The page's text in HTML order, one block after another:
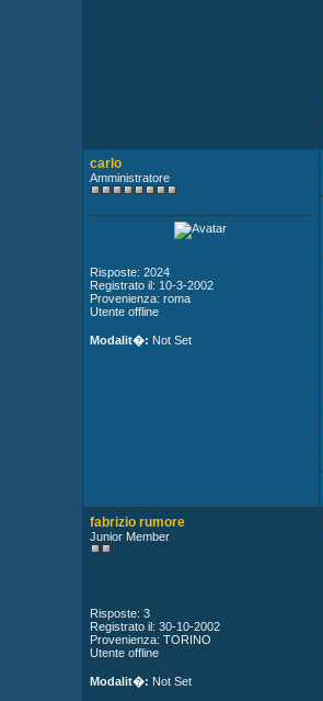
carlo
Amministratore
Risposte: 2024
Registrato il: 10-3-2002
Provenienza: roma
Utente offline
Modalit�: Not Set
fabrizio rumore
Junior Member
Risposte: 3
Registrato il: 30-10-2002
Provenienza: TORINO
Utente offline
Modalit�: Not Set